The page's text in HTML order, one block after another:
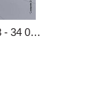
Berline - Electrique - Année 2023 - 34 023 km, 15 799 €